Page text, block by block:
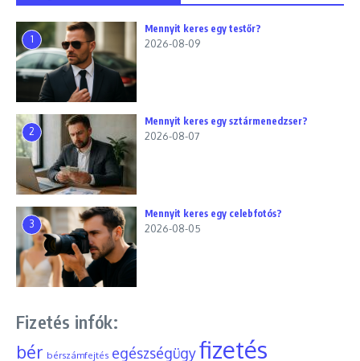
1
Mennyit keres egy testőr?
2026-08-09
2
Mennyit keres egy sztármenedzser?
2026-08-07
3
Mennyit keres egy celebfotós?
2026-08-05
Fizetés infók:
bér bérszámfejtés egészségügyfizetés